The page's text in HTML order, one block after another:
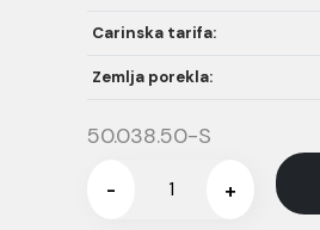
Carinska tarifa:
Zemlja porekla:
50.038.50-S
- +